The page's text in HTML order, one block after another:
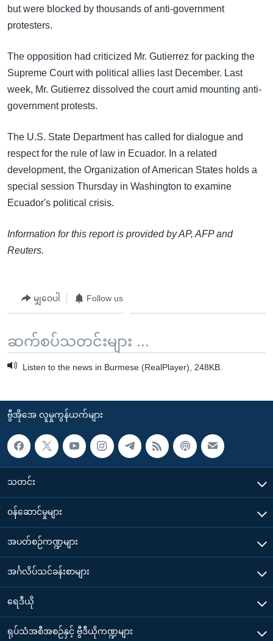
ကျော်
ရန်
but were blocked by thousands of anti-government
protesters.
The opposition had criticized Mr. Gutierrez for packing the
Supreme Court with political allies last December. Last
week, Mr. Gutierrez dissolved the court amid mounting anti-
government protests.
The U.S. State Department has called for dialogue and
respect for the rule of law in Ecuador. In a related
development, the Organization of American States holds a
special session Thursday in Washington to examine
Ecuador's political crisis.
Information for this report is provided by AP, AFP and
Reuters.
မျှဝေပါ Follow us
ဆက်စပ်သတင်းများ ...
Listen to the news in Burmese (RealPlayer), 248KB.
ဗွီအိုအေ လူမှုကွန်ယက်များ
သတင်း
၀န်ဆောင်မှုများ
အပတ်စဉ်ကဏ္ဍများ
အင်္ဂလိပ်သင်ခန်းစာများ
ရေဒီယို
ရုပ်သံအစီအစဉ်နှင့် ဗွီဒီယိုကဏ္ဍများ